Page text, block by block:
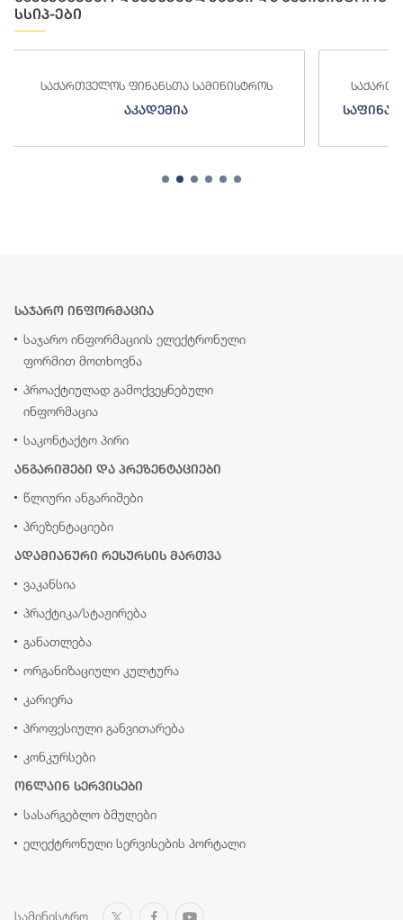
სსიპ-ები
საქართველოს ფინანსთა სამინისტროს
საფინანსო-ანალიტიკური სამსახური
საჯარო ინფორმაცია
საჯარო ინფორმაციის ელექტრონული
ფორმით მოთხოვნა
პროაქტიულად გამოქვეყნებული
ინფორმაცია
საკონტაქტო პირი
ანგარიშები და პრეზენტაციები
წლიური ანგარიშები
პრეზენტაციები
ადამიანური რესურსის მართვა
ვაკანსია
პრაქტიკა/სტაჟირება
განათლება
ორგანიზაციული კულტურა
კარიერა
პროფესიული განვითარება
კონკურსები
ონლაინ სერვისები
სასარგებლო ბმულები
ელექტრონული სერვისების პორტალი
სამინისტრო